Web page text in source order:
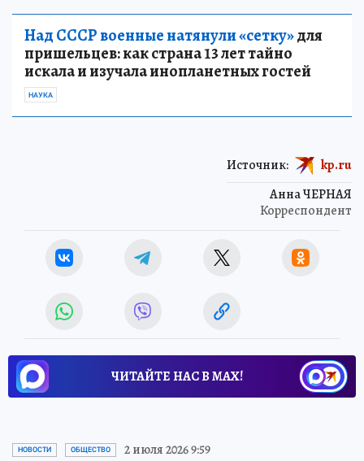
Над СССР военные натянули «сетку»для
пришельцев: как страна 13 лет тайно
искала и изучала инопланетных гостей
НАУКА
Анна ЧЕРНАЯ
Корреспондент
Источник: kp.ru
ЧИТАЙТЕ НАС В МАХ!
НОВОСТИ ОБЩЕСТВО 2 июля 2026 9:59